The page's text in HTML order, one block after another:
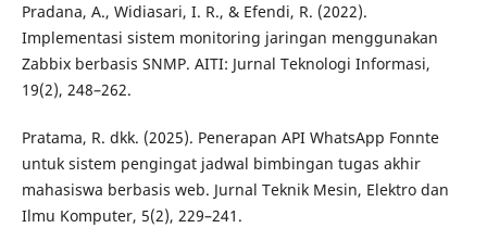
Pradana, A., Widiasari, I. R., & Efendi, R. (2022).
Implementasi sistem monitoring jaringan menggunakan
Zabbix berbasis SNMP. AITI: Jurnal Teknologi Informasi,
19(2), 248–262.
Pratama, R. dkk. (2025). Penerapan API WhatsApp Fonnte
untuk sistem pengingat jadwal bimbingan tugas akhir
mahasiswa berbasis web. Jurnal Teknik Mesin, Elektro dan
Ilmu Komputer, 5(2), 229–241.